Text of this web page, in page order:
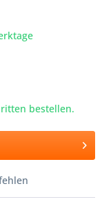
bestellen.